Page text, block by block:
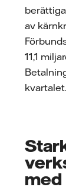
av
11,1
kvartalet.